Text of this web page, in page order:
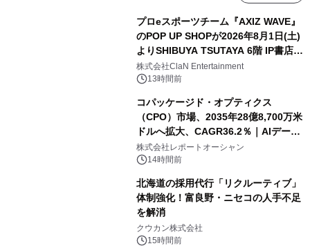
プロeスポーツチーム『AXIZ WAVE』
のPOP UP SHOPが2026年8月1日(土)
よりSHIBUYA TSUTAYA 6階 IP書店で
開催決定！！
株式会社ClaN Entertainment
13時間前
コパッケージド・オプティクス
（CPO）市場、2035年28億8,700万米
ドルへ拡大、CAGR36.2％｜AIデータ
センター・高速光通信需要が成長を加
速
株式会社レポートオーシャン
14時間前
北海道の採用代行「リクルーティブ」
体制強化！富良野・ニセコの人手不足
を解消
クウカン株式会社
15時間前